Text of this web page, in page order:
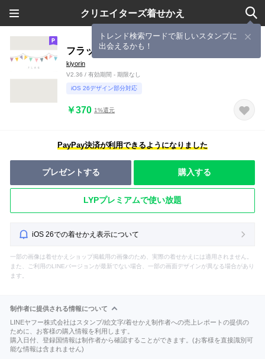
クリエイターズ着せかえ
トレンド検索ワードで新しいスタンプに
出会えるかも！
フラッグ
kiyorin
V2.36 / 有効期間 - 期限なし
iOS 26デザイン部分対応
￥370 1%還元
PayPay決済が利用できるようになりました
プレゼントする 購入する
LYPプレミアムで使い放題
iOS 26での着せかえ表示について
一部の画像は着せかえショップ掲載用の画像のため、実際の着せかえには適用されません。
また、ご利用のLINEバージョンが最新でない場合、一部の画面デザインが異なる場合があり
ます。
制作者に提供される情報について
LINEヤフー株式会社はスタンプ/絵文字/着せかえ制作者への売上レポートの提供の
ために、お客様の購入情報を利用します。
購入日付、登録国情報は制作者から確認することができます。(お客様を直接識別可
能な情報は含まれません)